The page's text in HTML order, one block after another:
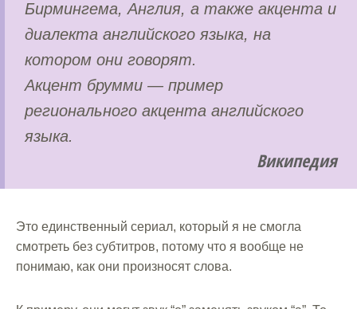
Бирмингема, Англия, а также акцента и
диалекта английского языка, на
котором они говорят.
Акцент брумми — пример
регионального акцента английского
языка.
Википедия
Это единственный сериал, который я не смогла
смотреть без субтитров, потому что я вообще не
понимаю, как они произносят слова.